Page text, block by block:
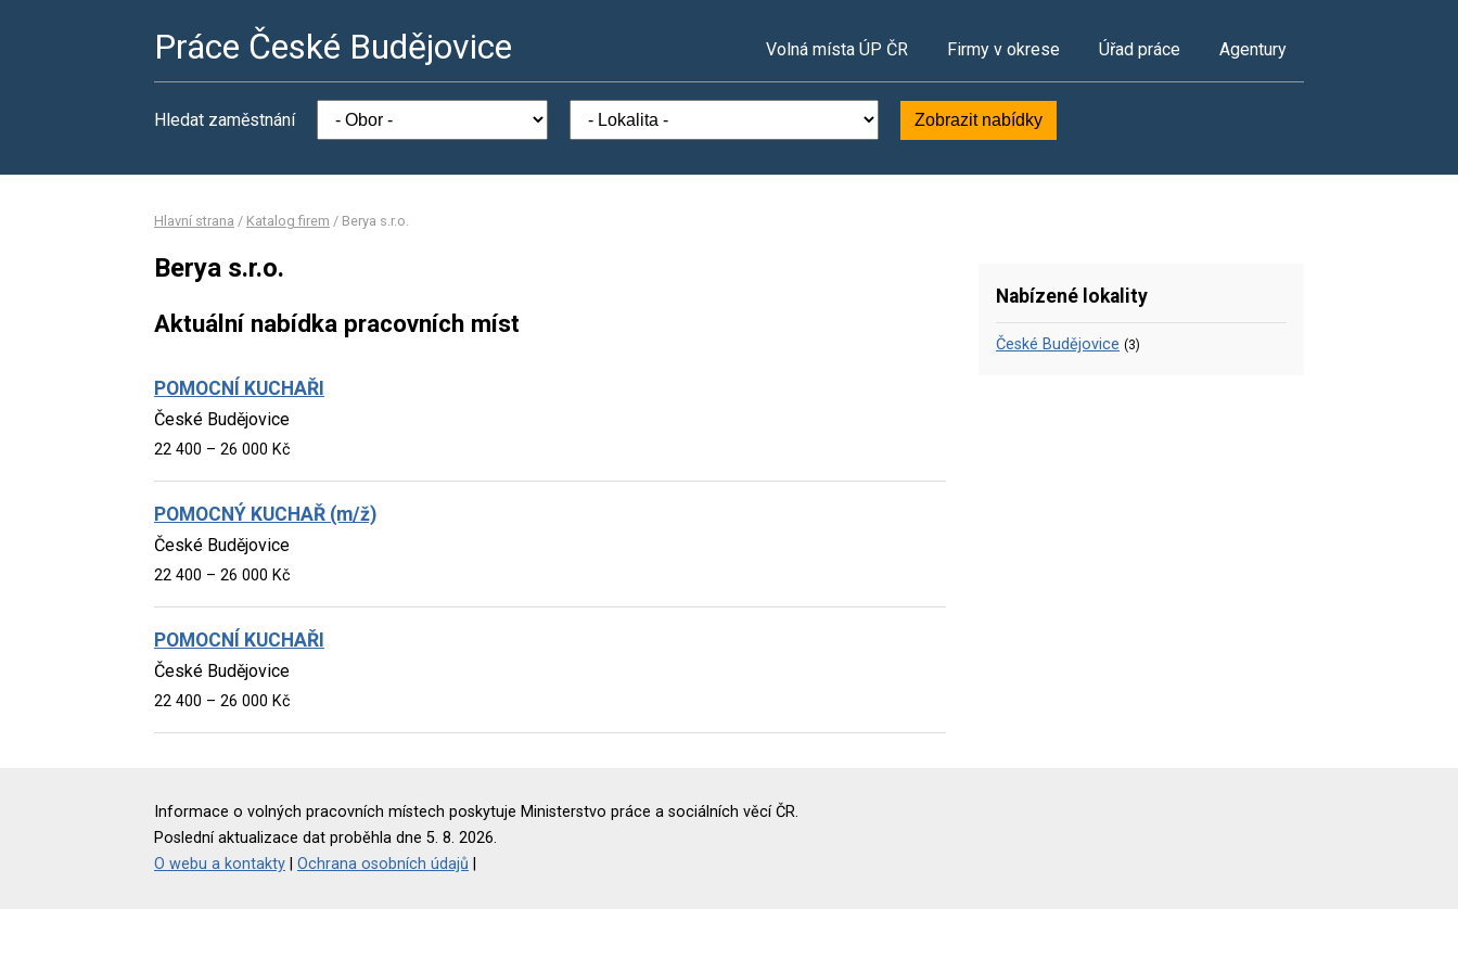
Práce České Budějovice Volná místa ÚP ČR Firmy v okrese Úřad práce Agentury
Hledat zaměstnání Zobrazit nabídky
Hlavní strana / Katalog firem / Berya s.r.o.
Berya s.r.o.
Aktuální nabídka pracovních míst
POMOCNÍ KUCHAŘI
České Budějovice
22 400 – 26 000 Kč
POMOCNÝ KUCHAŘ (m/ž)
České Budějovice
22 400 – 26 000 Kč
POMOCNÍ KUCHAŘI
České Budějovice
22 400 – 26 000 Kč
Nabízené lokality
České Budějovice (3)
Informace o volných pracovních místech poskytuje Ministerstvo práce a sociálních věcí ČR.
Poslední aktualizace dat proběhla dne 5. 8. 2026.
O webu a kontakty
Ochrana osobních údajů